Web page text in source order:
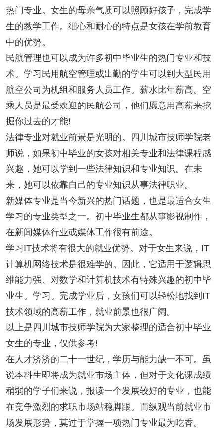
热门专业。女生的母亲气质可以照顾好孩子，完成学
生的教学工作。细心和耐心的特点是女孩在学前教育
中的优势。
民航管理也可以成为许多初中毕业生的热门专业和技
术。学习民用航空管理或出勤的学生可以到大型民用
航空公司为机组和服务人员工作。薪水比年薪高。空
乘人员是最受欢迎的民航公司，他们愿意用高薪来挖
掘你过去的才能!
法律专业对就业前景是光明的。四川城市技师学院老
师说，如果初中毕业的女孩对相关专业和法律课程感
兴趣，她可以学到一些法律知识和专业知识。在未
来，她可以依靠自己的专业知识从事法律职业。
新媒体专业是当今新兴的热门话题，也是最适合女生
学习的专业类型之一。初中毕业生都从事影视制作，
在新闻媒体行业或媒体工作很有前途。
学习IT技术将有很大的就业优势。对于女生来说，IT
计算机网络技术是很难学的。因此，它适用于逻辑思
维能力强、对数学和计算机技术有特殊兴趣的初中毕
业生。学习。完成学业后，女孩们可以轻松地找到IT
技术领域的高薪工作，就业前景也很广阔。
以上是四川城市技师学院为大家整理的适合初中毕业
女生的专业，仅供参考!
在人才济济的二十一世纪，学历与能力缺一不可。虽
说本科生即将成为就业市场主体，但对于文化课成绩
稍弱的学子们来说，报读一个发展较好的专业，也能
在竞争激烈的求职市场站稳脚跟。而纵观当前就业市
场发展形势，莫过于掌握一项热门专业最为吃香。